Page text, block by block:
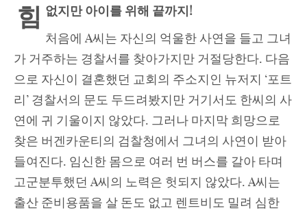
힘 없지만 아이를 위해 끝까지!
처음에 A씨는 자신의 억울한 사연을 들고 그녀
가 거주하는 경찰서를 찾아가지만 거절당한다. 다음
으로 자신이 결혼했던 교회의 주소지인 뉴저지 ‘포트
리’ 경찰서의 문도 두드려봤지만 거기서도 한씨의 사
연에 귀 기울이지 않았다. 그러나 마지막 희망으로
찾은 버겐카운티의 검찰청에서 그녀의 사연이 받아
들여진다. 임신한 몸으로 여러 번 버스를 갈아 타며
고군분투했던 A씨의 노력은 헛되지 않았다. A씨는
출산 준비용품을 살 돈도 없고 렌트비도 밀려 심한